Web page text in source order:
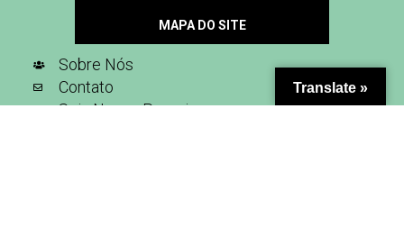
MAPA DO SITE
Sobre Nós
Contato
Seja Nosso Parceiro
Translate »